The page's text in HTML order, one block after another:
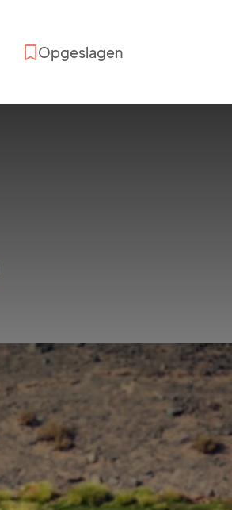
Opgeslagen